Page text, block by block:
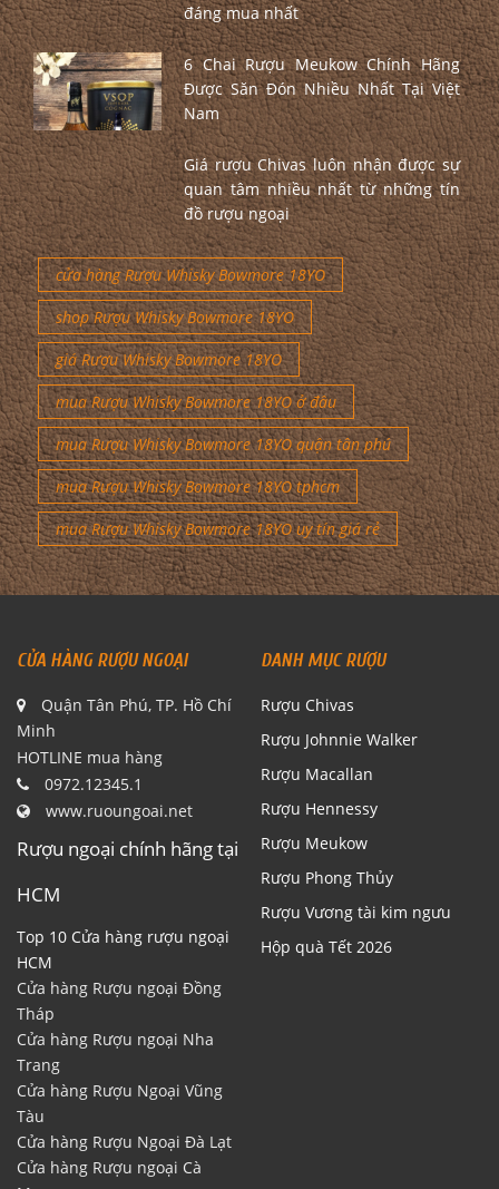
đáng mua nhất
6 Chai Rượu Meukow Chính Hãng
Được Săn Đón Nhiều Nhất Tại Việt
Nam
Giá rượu Chivas luôn nhận được sự
quan tâm nhiều nhất từ những tín
đồ rượu ngoại
cửa hàng Rượu Whisky Bowmore 18YO
shop Rượu Whisky Bowmore 18YO
giá Rượu Whisky Bowmore 18YO
mua Rượu Whisky Bowmore 18YO ở đâu
mua Rượu Whisky Bowmore 18YO quận tân phú
mua Rượu Whisky Bowmore 18YO tphcm
mua Rượu Whisky Bowmore 18YO uy tín giá rẻ
CỬA HÀNG RƯỢU NGOẠI
Quận Tân Phú, TP. Hồ Chí
Minh
HOTLINE mua hàng
0972.12345.1
www.ruoungoai.net
Rượu ngoại chính hãng tại
HCM
Top 10 Cửa hàng rượu ngoại
HCM
Cửa hàng Rượu ngoại Đồng
Tháp
Cửa hàng Rượu ngoại Nha
Trang
Cửa hàng Rượu Ngoại Vũng
Tàu
Cửa hàng Rượu Ngoại Đà Lạt
Cửa hàng Rượu ngoại Cà
DANH MỤC RƯỢU
Rượu Chivas
Rượu Johnnie Walker
Rượu Macallan
Rượu Hennessy
Rượu Meukow
Rượu Phong Thủy
Rượu Vương tài kim ngưu
Hộp quà Tết 2026